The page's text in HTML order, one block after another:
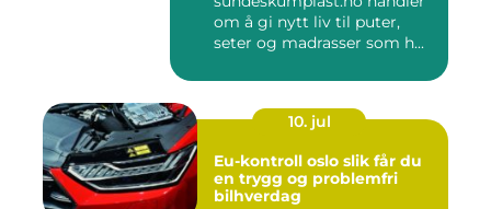
om å gi nytt liv til puter,
seter og madrasser som h...
10. jul
Eu-kontroll oslo slik får du
en trygg og problemfri
bilhverdag